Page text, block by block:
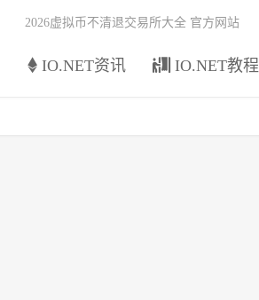
IO.NET资讯 IO.NET教程
2026虚拟币不清退交易所大全 官方网站